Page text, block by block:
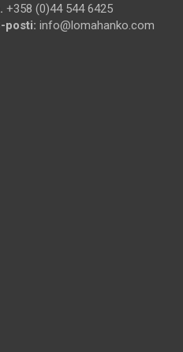
+358 (0)44 544 6425
posti: info@lomahanko.com